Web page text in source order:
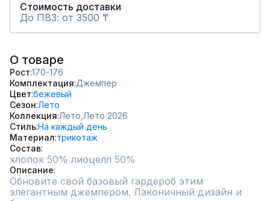
Стоимость доставки
До ПВЗ: от 3500 ₸
О товаре
Рост 170-176
Комплектация Джемпер
Цвет бежевый
Сезон Лето
Коллекция Лето, Лето 2026
СтильНа каждый день
Материал трикотаж
Состав
хлопок 50% лиоцелл 50%
Описание
Обновите свой базовый гардероб этим
элегантным джемпером. Лаконичный дизайн и